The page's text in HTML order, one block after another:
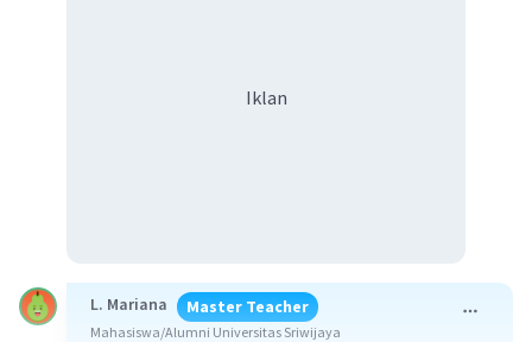
Iklan
L. Mariana Master Teacher
Mahasiswa/Alumni Universitas Sriwijaya